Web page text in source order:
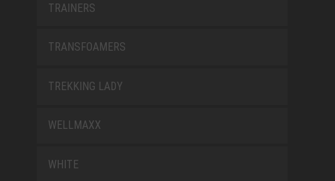
TRAINERS
TRANSFOAMERS
TREKKING LADY
WELLMAXX
WHITE